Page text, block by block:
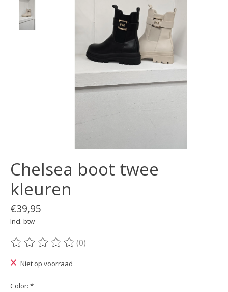
Chelsea boot twee
kleuren
€39,95
Incl. btw
De beoordeling van dit product is
(0)
Niet op voorraad
Color: *